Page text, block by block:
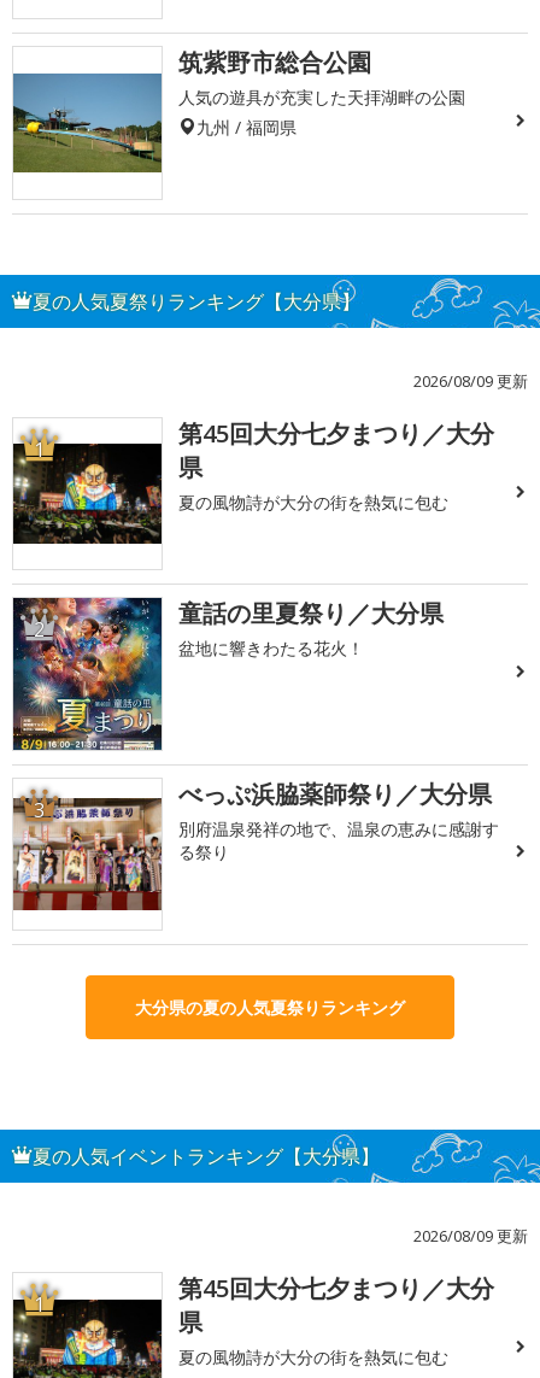
筑紫野市総合公園
人気の遊具が充実した天拝湖畔の公園
九州 / 福岡県
夏の人気夏祭りランキング【大分県】
2026/08/09 更新
1
第45回大分七夕まつり／大分
県
夏の風物詩が大分の街を熱気に包む
2 童話の里夏祭り／大分県
盆地に響きわたる花火！
3 べっぷ浜脇薬師祭り／大分県
別府温泉発祥の地で、温泉の恵みに感謝す
る祭り
大分県の夏の人気夏祭りランキング
夏の人気イベントランキング【大分県】
2026/08/09 更新
1
第45回大分七夕まつり／大分
県
夏の風物詩が大分の街を熱気に包む